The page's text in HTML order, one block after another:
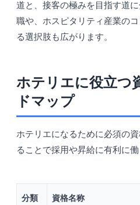
道と、接客の極みを目指す道
職や、ホスピタリティ産業の
る選択肢も広がります。
ホテリエに役立つ
ドマップ
ホテリエになるために必須の
ることで採用や昇給に有利に
分類 資格名称